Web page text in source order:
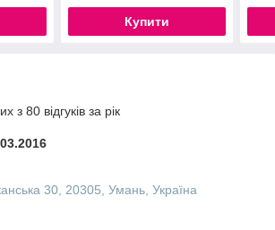
Купити
з 80 відгуків за рік
30, 20305, Умань, Україна